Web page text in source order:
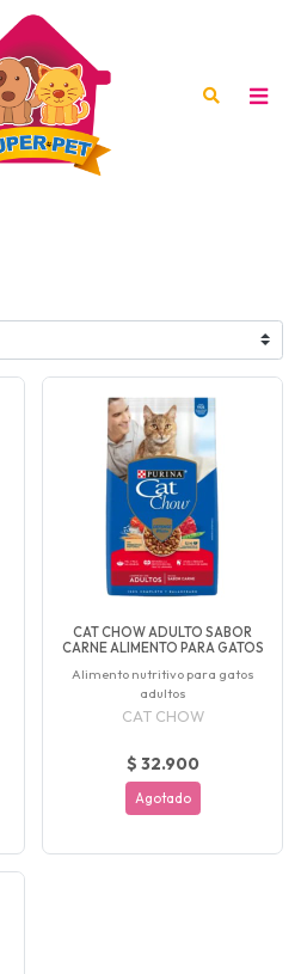
CAT CHOW ADULTO SABOR
CARNE ALIMENTO PARA GATOS
Alimento nutritivo para gatos
adultos
CAT CHOW
$ 32.900
Agotado